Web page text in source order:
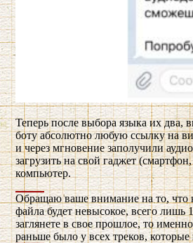
Теперь после выбора языка их два,
боту абсолютно любую ссылку на
и через мгновение заполучили
загрузить на свой гаджет
компьютер.
Обращаю ваше внимание на то, что
файла будет невысокое, всего лишь
заглянете в свое прошлое, то
раньше было у всех треков, которые